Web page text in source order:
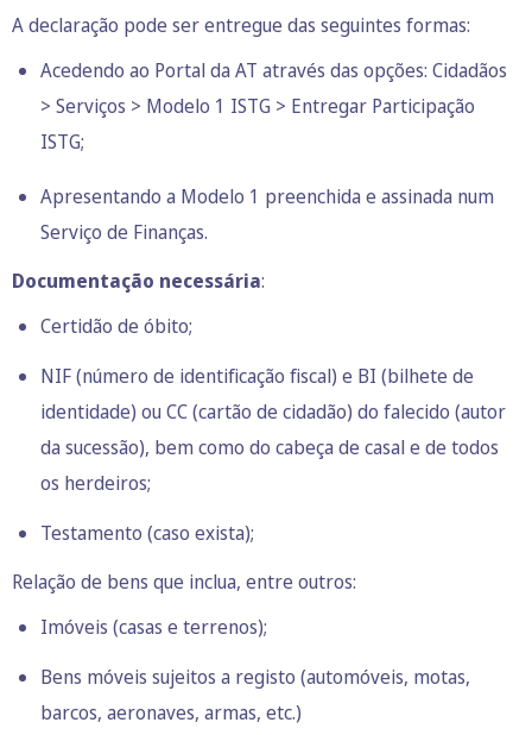
A declaração pode ser entregue das seguintes formas:
Acedendo ao Portal da AT através das opções: Cidadãos
> Serviços > Modelo 1 ISTG > Entregar Participação
ISTG;
Apresentando a Modelo 1 preenchida e assinada num
Serviço de Finanças.
Documentação necessária:
Certidão de óbito;
NIF (número de identificação fiscal) e BI (bilhete de
identidade) ou CC (cartão de cidadão) do falecido (autor
da sucessão), bem como do cabeça de casal e de todos
os herdeiros;
Testamento (caso exista);
Relação de bens que inclua, entre outros:
Imóveis (casas e terrenos);
Bens móveis sujeitos a registo (automóveis, motas,
barcos, aeronaves, armas, etc.)